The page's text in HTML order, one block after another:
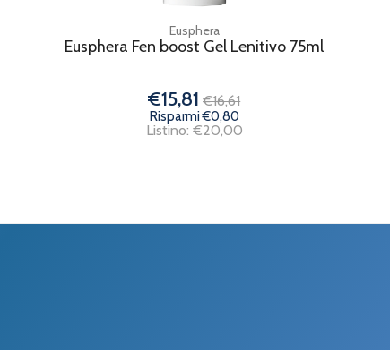
Eusphera
Eusphera Fen boost Gel Lenitivo 75ml
€15,81 €16,61
Risparmi €0,80
Listino: €20,00